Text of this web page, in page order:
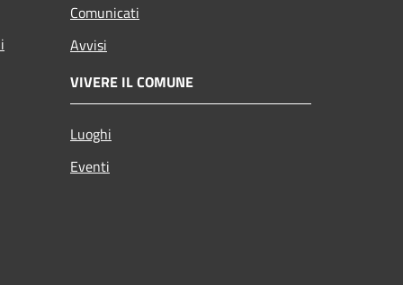
Comunicati
Avvisi
VIVERE IL COMUNE
Luoghi
Eventi